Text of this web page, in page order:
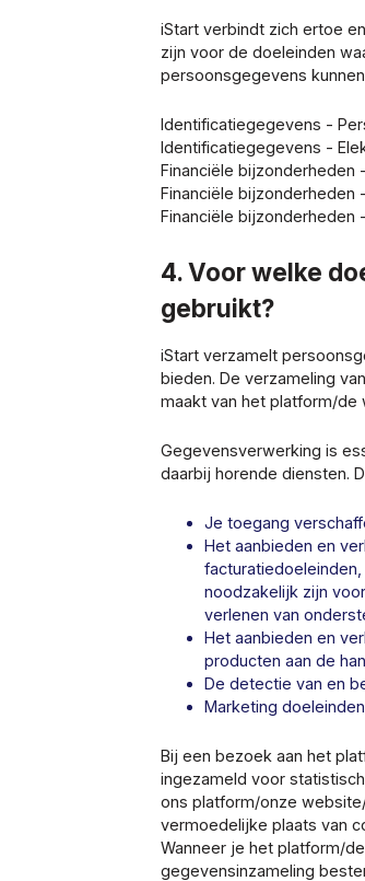
iStart verbindt zich ertoe
zijn voor de doeleinden
persoonsgegevens
Identificatiegegevens -
Identificatiegegevens -
Financiële bijzonderheden
Financiële bijzonderheden
Financiële bijzonderheden
4. Voor welke
gebruikt?
iStart verzamelt
bieden. De verzameling
maakt van het platform/de
Gegevensverwerking is
daarbij horende diensten.
Je toegang
Het aanbieden en
noodzakelijk zijn
verlenen van
Het aanbieden en
producten aan de
De detectie van en
Marketing doeleinden
Bij een bezoek aan het
ingezameld voor
ons platform/onze
vermoedelijke plaats van
Wanneer je het platform/
gegevensinzameling